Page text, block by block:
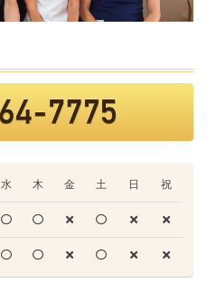
水 木 金 土 日 祝